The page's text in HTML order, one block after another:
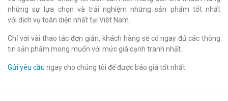
những sự lựa chọn và trải nghiệm những sản phẩm tốt nhất
với dịch vụ toàn diện nhất tại Viêt Nam.
Chỉ với vài thao tác đơn giản, khách hàng sẽ có ngay đủ các thông
tin sản phẩm mong muốn với mức giá cạnh tranh nhất.
Gửi yêu cầu ngay cho chúng tôi để được báo giá tốt nhất.